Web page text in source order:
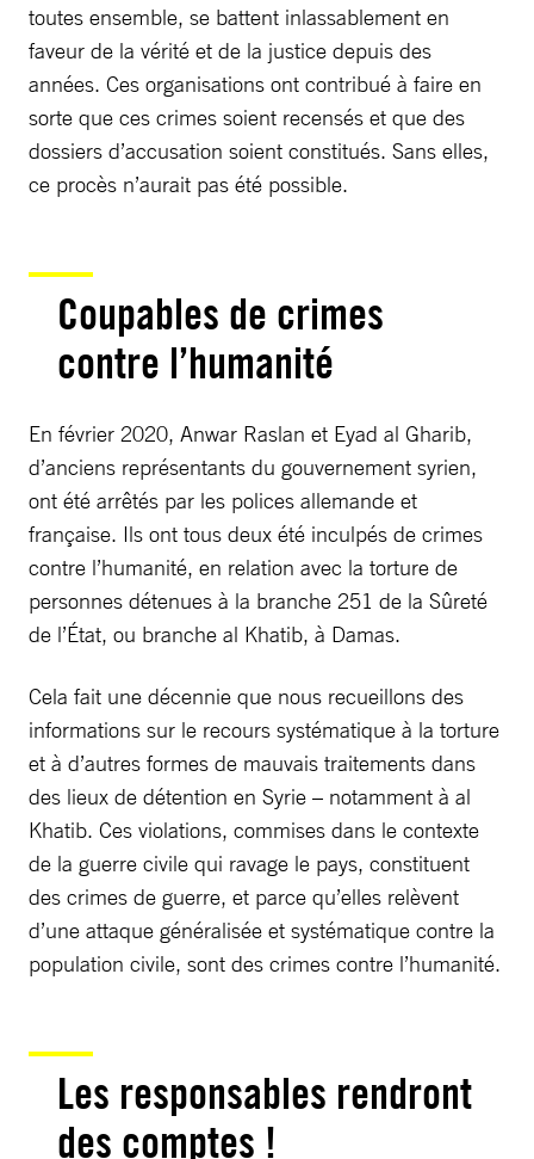
toutes ensemble, se battent inlassablement en
faveur de la vérité et de la justice depuis des
années. Ces organisations ont contribué à faire en
sorte que ces crimes soient recensés et que des
dossiers d’accusation soient constitués. Sans elles,
ce procès n’aurait pas été possible.
Coupables de crimes
contre l’humanité
En février 2020, Anwar Raslan et Eyad al Gharib,
d’anciens représentants du gouvernement syrien,
ont été arrêtés par les polices allemande et
française. Ils ont tous deux été inculpés de crimes
contre l’humanité, en relation avec la torture de
personnes détenues à la branche 251 de la Sûreté
de l’État, ou branche al Khatib, à Damas.
Cela fait une décennie que nous recueillons des
informations sur le recours systématique à la torture
et à d’autres formes de mauvais traitements dans
des lieux de détention en Syrie – notamment à al
Khatib. Ces violations, commises dans le contexte
de la guerre civile qui ravage le pays, constituent
des crimes de guerre, et parce qu’elles relèvent
d’une attaque généralisée et systématique contre la
population civile, sont des crimes contre l’humanité.
Les responsables rendront
des comptes !